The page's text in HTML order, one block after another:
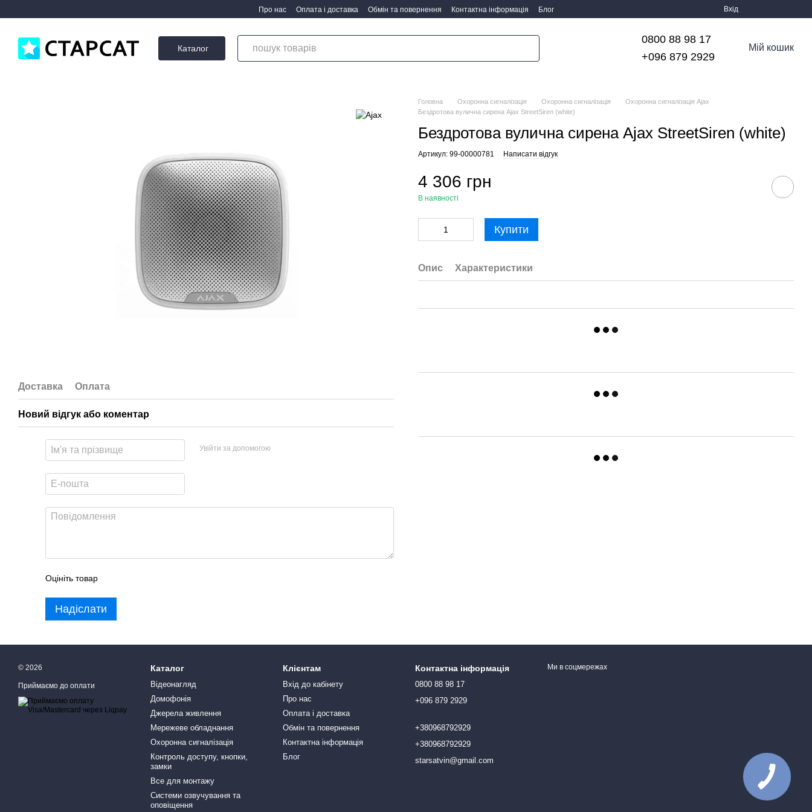
Про нас Оплата і доставка Обмін та повернення Контактна інформація Блог Вхід
Каталог
0800 88 98 17
+096 879 2929
Мій кошик
Доставка Оплата
Новий відгук або коментар
Увійти за допомогою
Оцініть товар
Надіслати
Головна Охоронна сигналізація Охоронна сигналізація
Охоронна сигналізація Ajax
Бездротова вулична сирена Ajax StreetSiren (white)
Бездротова вулична сирена Ajax StreetSiren (white)
Артикул: 99-00000781 Написати відгук
4 306 грн
В наявності
Купити
Опис Характеристики
© 2026
Приймаємо до оплати
Каталог
Відеонагляд
Домофонія
Джерела живлення
Мережеве обладнання
Охоронна сигналізація
Контроль доступу, кнопки,
замки
Все для монтажу
Системи озвучування та
оповіщення
Клієнтам
Вхід до кабінету
Про нас
Оплата і доставка
Обмін та повернення
Контактна інформація
Блог
Контактна інформація
0800 88 98 17
+096 879 2929
+380968792929
+380968792929
starsatvin@gmail.com
Ми в соцмережах